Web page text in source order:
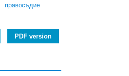
правосъдие
PDF version